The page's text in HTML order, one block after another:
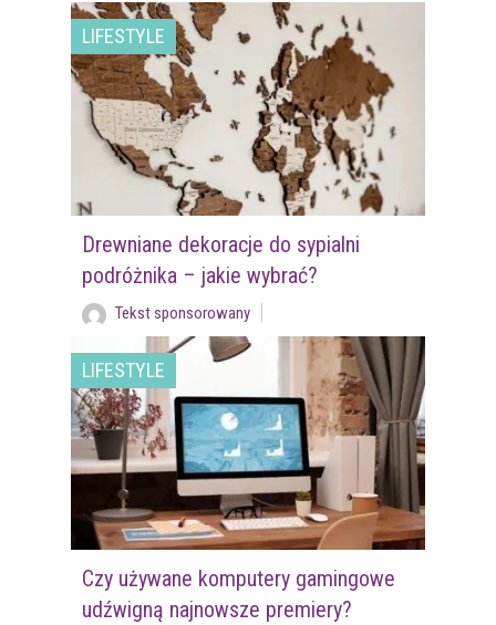
LIFESTYLE
Drewniane dekoracje do sypialni
podróżnika – jakie wybrać?
Tekst sponsorowany
LIFESTYLE
Czy używane komputery gamingowe
udźwigną najnowsze premiery?